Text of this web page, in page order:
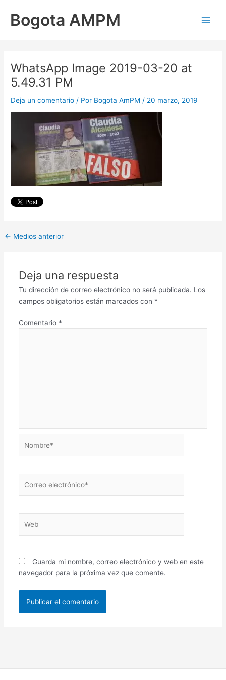
contenido
Bogota AMPM
WhatsApp Image 2019-03-20 at
5.49.31 PM
Deja un comentario / Por Bogota AmPM / 20 marzo, 2019
← Medios anterior
Deja una respuesta
Tu dirección de correo electrónico no será publicada. Los
campos obligatorios están marcados con *
Comentario *
electrónico*
Guarda mi nombre, correo electrónico y web en este
navegador para la próxima vez que comente.